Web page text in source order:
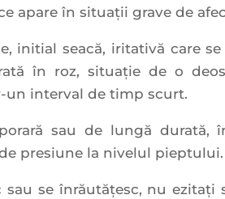
apare în situaţii grave de
initial seacă, iritativă care
în roz, situaţie de o
un interval de timp scurt.
sau de lungă durată,
presiune la nivelul pieptului.
se înrăutăţesc, nu